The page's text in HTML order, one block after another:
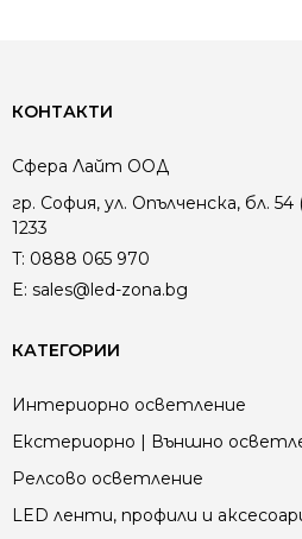
КОНТАКТИ
Сфера Лайт ООД
гр. София, ул. Опълченска, бл.
1233
T: 0888 065 970
E: sales@led-zona.bg
КАТЕГОРИИ
Интериорно осветление
Екстериорно | Външно
Релсово осветление
LED ленти, профили и